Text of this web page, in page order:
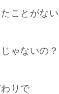
ことがな
ゃないの？
りで